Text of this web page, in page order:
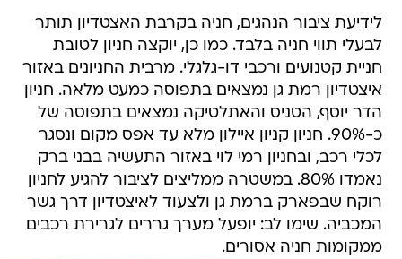
לידיעת ציבור הנהגים, חניה בקרבת האצטדיון תותר
לבעלי תווי חניה בלבד. כמו כן, יוקצה חניון לטובת
חניית קטנועים ורכבי דו-גלגלי. מרבית החניונים באזור
איצטדיון רמת גן נמצאים בתפוסה כמעט מלאה. חניון
הדר יוסף, הטניס והאתלטיקה נמצאים בתפוסה של
כ-90%. חניון קניון איילון מלא עד אפס מקום ונסגר
לכלי רכב, ובחניון רמי לוי באזור התעשיה בבני ברק
נאמדו 80%. במשטרה ממליצים לציבור להגיע לחניון
רוקח שבפארק ברמת גן ולצעוד לאיצטדיון דרך גשר
המכביה. שימו לב: יופעל מערך גררים לגרירת רכבים
ממקומות חניה אסורים.